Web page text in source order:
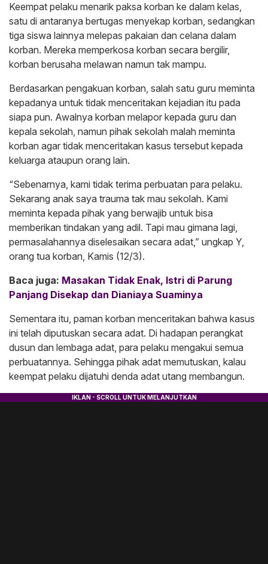
Keempat pelaku menarik paksa korban ke dalam kelas,
satu di antaranya bertugas menyekap korban, sedangkan
tiga siswa lainnya melepas pakaian dan celana dalam
korban. Mereka memperkosa korban secara bergilir,
korban berusaha melawan namun tak mampu.
Berdasarkan pengakuan korban, salah satu guru meminta
kepadanya untuk tidak menceritakan kejadian itu pada
siapa pun. Awalnya korban melapor kepada guru dan
kepala sekolah, namun pihak sekolah malah meminta
korban agar tidak menceritakan kasus tersebut kepada
keluarga ataupun orang lain.
“Sebenarnya, kami tidak terima perbuatan para pelaku.
Sekarang anak saya trauma tak mau sekolah. Kami
meminta kepada pihak yang berwajib untuk bisa
memberikan tindakan yang adil. Tapi mau gimana lagi,
permasalahannya diselesaikan secara adat,” ungkap Y,
orang tua korban, Kamis (12/3).
Baca juga: Masakan Tidak Enak, Istri di Parung
Panjang Disekap dan Dianiaya Suaminya
Sementara itu, paman korban menceritakan bahwa kasus
ini telah diputuskan secara adat. Di hadapan perangkat
dusun dan lembaga adat, para pelaku mengakui semua
perbuatannya. Sehingga pihak adat memutuskan, kalau
keempat pelaku dijatuhi denda adat utang membangun.